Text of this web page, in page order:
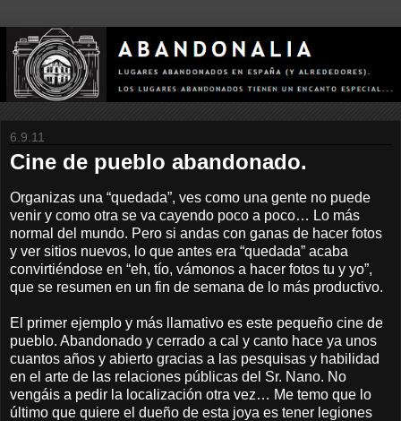
6.9.11
Cine de pueblo abandonado.
Organizas una “quedada”, ves como una gente no puede
venir y como otra se va cayendo poco a poco… Lo más
normal del mundo. Pero si andas con ganas de hacer fotos
y ver sitios nuevos, lo que antes era “quedada” acaba
convirtiéndose en “eh, tío, vámonos a hacer fotos tu y yo”,
que se resumen en un fin de semana de lo más productivo.
El primer ejemplo y más llamativo es este pequeño cine de
pueblo. Abandonado y cerrado a cal y canto hace ya unos
cuantos años y abierto gracias a las pesquisas y habilidad
en el arte de las relaciones públicas del Sr. Nano. No
vengáis a pedir la localización otra vez… Me temo que lo
último que quiere el dueño de esta joya es tener legiones